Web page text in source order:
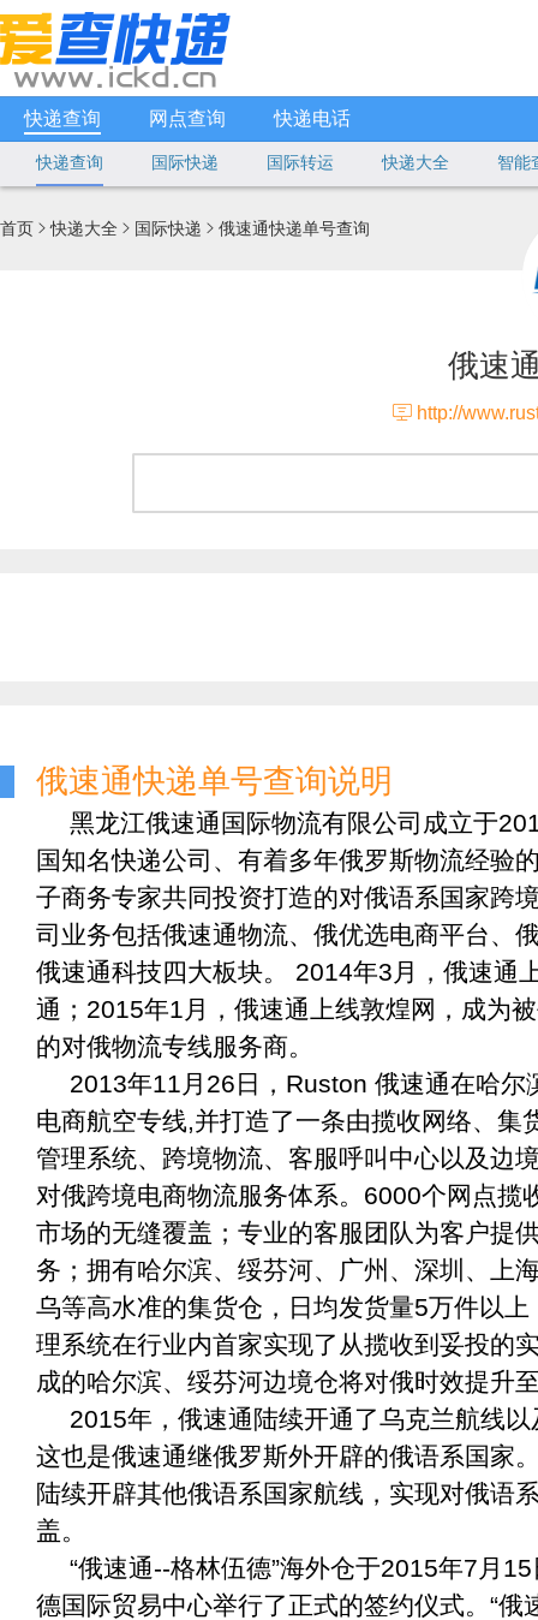
快递查询 网点查询 快递电话
快递查询 国际快递 国际转运 快递大全 智能
首页 快递大全  国际快递  俄速通快递单号查询
俄速
 http://
俄速通快递单号查询说明
黑龙江俄速通国际物流有限公司成立于
国知名快递公司、有着多年俄罗斯物流经验
子商务专家共同投资打造的对俄语系国家跨
司业务包括俄速通物流、俄优选电商平台、
俄速通科技四大板块。 2014年3月，俄速通
通；2015年1月，俄速通上线敦煌网，成为
的对俄物流专线服务商。
2013年11月26日，Ruston 俄速通在哈尔
电商航空专线,并打造了一条由揽收网络、集
管理系统、跨境物流、客服呼叫中心以及边
对俄跨境电商物流服务体系。6000个网点揽
市场的无缝覆盖；专业的客服团队为客户提
务；拥有哈尔滨、绥芬河、广州、深圳、上
乌等高水准的集货仓，日均发货量5万件以
理系统在行业内首家实现了从揽收到妥投的
成的哈尔滨、绥芬河边境仓将对俄时效提升
2015年，俄速通陆续开通了乌克兰航线
这也是俄速通继俄罗斯外开辟的俄语系国家
陆续开辟其他俄语系国家航线，实现对俄语
盖。
“俄速通--格林伍德”海外仓于2015年7月
德国际贸易中心举行了正式的签约仪式。“俄